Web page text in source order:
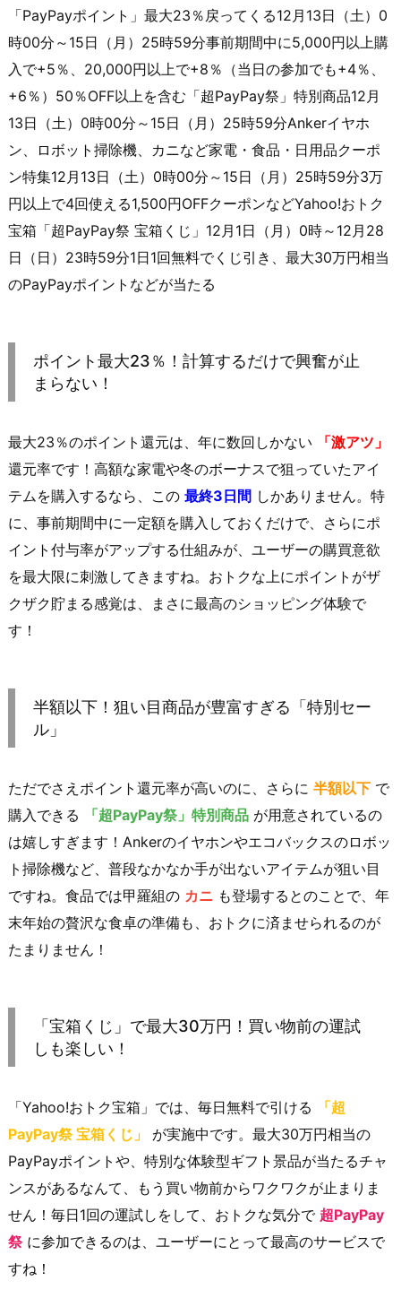
「PayPayポイント」最大23％戻ってくる12月13日（土）0
時00分～15日（月）25時59分事前期間中に5,000円以上購
入で+5％、20,000円以上で+8％（当日の参加でも+4％、
+6％）50％OFF以上を含む「超PayPay祭」特別商品12月
13日（土）0時00分～15日（月）25時59分Ankerイヤホ
ン、ロボット掃除機、カニなど家電・食品・日用品クーポ
ン特集12月13日（土）0時00分～15日（月）25時59分3万
円以上で4回使える1,500円OFFクーポンなどYahoo!おトク
宝箱「超PayPay祭 宝箱くじ」12月1日（月）0時～12月28
日（日）23時59分1日1回無料でくじ引き、最大30万円相当
のPayPayポイントなどが当たる
ポイント最大23％！計算するだけで興奮が止
まらない！
最大23％のポイント還元は、年に数回しかない
「激アツ」
還元率です！高額な家電や冬のボーナスで狙っていたアイ
テムを購入するなら、この 最終3日間 しかありません。特
に、事前期間中に一定額を購入しておくだけで、さらにポ
イント付与率がアップする仕組みが、ユーザーの購買意欲
を最大限に刺激してきますね。おトクな上にポイントがザ
クザク貯まる感覚は、まさに最高のショッピング体験で
す！
半額以下！狙い目商品が豊富すぎる「特別セー
ル」
ただでさえポイント還元率が高いのに、さらに 半額以下 で
購入できる
「超PayPay祭」特別商品 が用意されているの
は嬉しすぎます！Ankerのイヤホンやエコバックスのロボッ
ト掃除機など、普段なかなか手が出ないアイテムが狙い目
ですね。食品では甲羅組の カニ も登場するとのことで、年
末年始の贅沢な食卓の準備も、おトクに済ませられるのが
たまりません！
「宝箱くじ」で最大30万円！買い物前の運試
しも楽しい！
「Yahoo!おトク宝箱」では、毎日無料で引ける
「超
PayPay祭 宝箱くじ」
が実施中です。最大30万円相当の
PayPayポイントや、特別な体験型ギフト景品が当たるチャ
ンスがあるなんて、もう買い物前からワクワクが止まりま
せん！毎日1回の運試しをして、おトクな気分で 超PayPay
祭 に参加できるのは、ユーザーにとって最高のサービスで
すね！